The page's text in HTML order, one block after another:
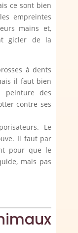
ce sont bien
empreintes
mains et,
gicler de la
à dents
il faut bien
peinture des
contre ses
Le
Il faut par
pour que le
mais pas